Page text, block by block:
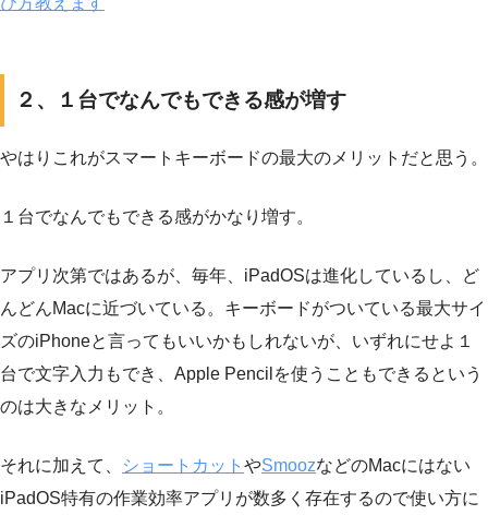
２、１台でなんでもできる感が増す
やはりこれがスマートキーボードの最大のメリットだと思う。
１台でなんでもできる感がかなり増す。
アプリ次第ではあるが、毎年、iPadOSは進化しているし、ど
んどんMacに近づいている。キーボードがついている最大サイ
ズのiPhoneと言ってもいいかもしれないが、いずれにせよ１
台で文字入力もでき、Apple Pencilを使うこともできるという
のは大きなメリット。
それに加えて、 ショートカット やSmoozなどのMacにはない
iPadOS特有の作業効率アプリが数多く存在するので使い方に